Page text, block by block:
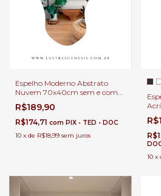
Espelho Moderno Abstrato
Nuvem 70x40cm sem e com
LED Touch Iluminação Indireta
Para Quarto, Salas, Banheiro,
Salão de Beleza e Lojas
R$189,90
R$174,71 com PIX • TED • DOC
10 x de R$18,99 sem juros
da
10 x